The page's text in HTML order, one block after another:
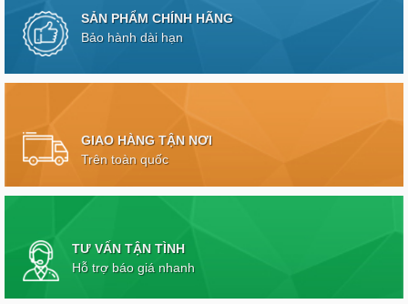
SẢN PHẨM CHÍNH HÃNG
Bảo hành dài hạn
GIAO HÀNG TẬN NƠI
Trên toàn quốc
TƯ VẤN TẬN TÌNH
Hỗ trợ báo giá nhanh